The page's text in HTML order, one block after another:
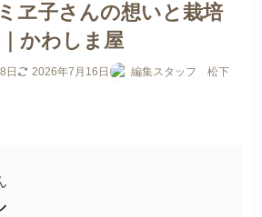
ヱ子さんの想いと栽培
かわしま屋
日 2026年7月16日 編集スタッフ 松下